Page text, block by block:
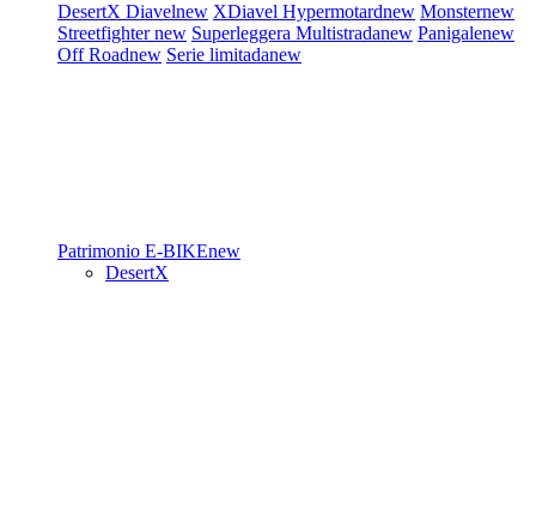
DesertX Diavelnew XDiavel Hypermotardnew Monsternew
Streetfighternew Superleggera Multistradanew Panigalenew
Off Roadnew Serie limitadanew
Patrimonio E-BIKEnew
DesertX